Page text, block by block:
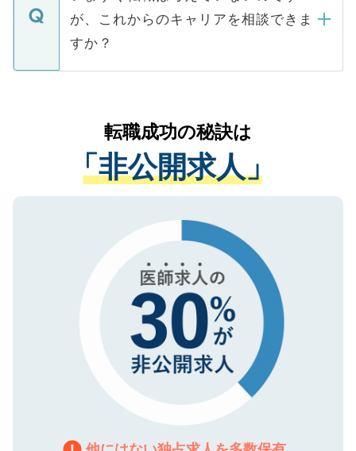
みを人材紹介会社に依頼するケースが増え
ています。
などで収集したご登録者様の個人情報は、
ご本人のキャリアアップおよび転職活動の
支援を目的に使用いたします。お預かりし
ているすべての個人データはご本人の許可
は、個人情報の取り扱いについての厳密な
管理基準を満たした事業者のみに付与され
る、プライバシーマークを取得済みです。
で、機密保持に関してもご安心ください。
が、これからのキャリアを相談できま
すか？
かがいして、現在の医療機関の状況や紹介
経験をまじえながら、適切なアドバイスを
させていただきます。すぐにご転職をされ
ない方には、長期的なサポートが可能です
ので、まずはご登録ください。
転職成功の秘訣は
「非公開求人」